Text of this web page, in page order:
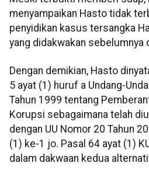
menyampaikan Hasto tidak
penyidikan kasus tersangka
yang didakwakan sebelumnya
Dengan demikian, Hasto
5 ayat (1) huruf a Undang-
Tahun 1999 tentang
Korupsi sebagaimana telah
dengan UU Nomor 20 Tahun
(1) ke-1 jo. Pasal 64 ayat (1)
dalam dakwaan kedua